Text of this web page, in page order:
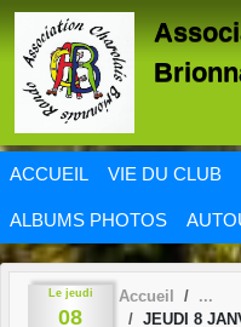
ACCUEIL VIE DU CLUB
ALBUMS PHOTOS
Le jeudi
08
Accueil
JEUDI 8
Panneau de gestion des